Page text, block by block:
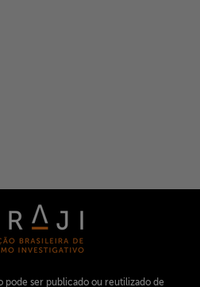
pode ser publicado ou reutilizado de